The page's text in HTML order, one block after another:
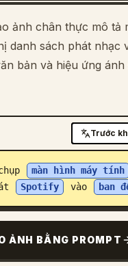
ảnh chân thực mô tả
danh sách phát nhạc
bản và hiệu ứng ánh
Trước
màn hình máy tính
Spotify vào ban
ẢNH BẰNG PROMPT